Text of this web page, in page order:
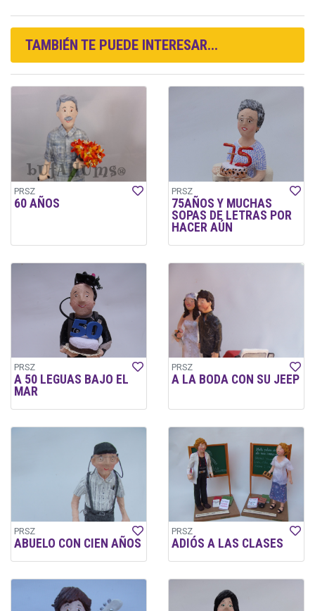
TAMBIÉN TE PUEDE INTERESAR...
PRSZ
60 AÑOS
PRSZ
75AÑOS Y MUCHAS
SOPAS DE LETRAS POR
HACER AÚN
PRSZ
A 50 LEGUAS BAJO EL
MAR
PRSZ
A LA BODA CON SU JEEP
PRSZ
ABUELO CON CIEN AÑOS
PRSZ
ADIÓS A LAS CLASES